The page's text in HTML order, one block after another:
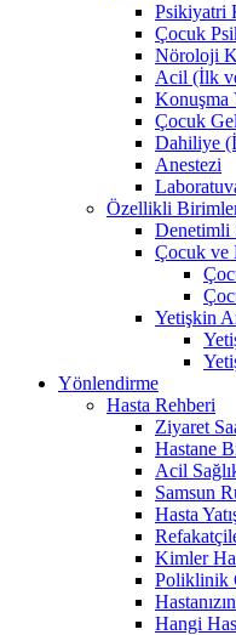
Psikiyatri
Çocuk
Nöroloji
Acil (İlk
Konuşma
Çocuk
Dahiliye
Anestezi
Özellikli
Denetimli
Çocuk ve
Yetişkin
Yönlendirme
Hasta Rehberi
Ziyaret
Hastane
Acil
Samsun
Hasta
Kimler
Poliklinik
Hangi